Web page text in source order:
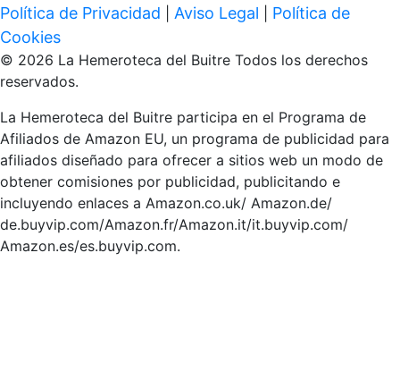
Política de Privacidad Aviso Legal
Política de
Cookies
© 2026 La Hemeroteca del Buitre Todos los derechos
reservados.
La Hemeroteca del Buitre participa en el Programa de
Afiliados de Amazon EU, un programa de publicidad para
afiliados diseñado para ofrecer a sitios web un modo de
obtener comisiones por publicidad, publicitando e
incluyendo enlaces a Amazon.co.uk/ Amazon.de/
de.buyvip.com/Amazon.fr/Amazon.it/it.buyvip.com/
Amazon.es/es.buyvip.com.